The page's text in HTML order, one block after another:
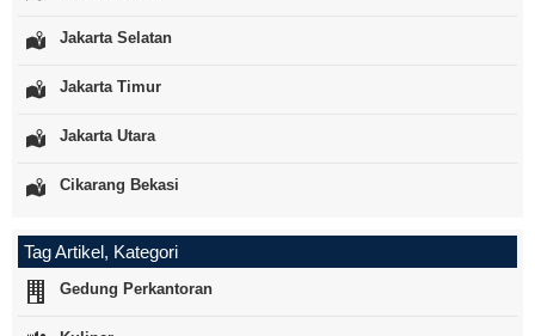
Jakarta Selatan
Jakarta Timur
Jakarta Utara
Cikarang Bekasi
Tag Artikel, Kategori
Gedung Perkantoran